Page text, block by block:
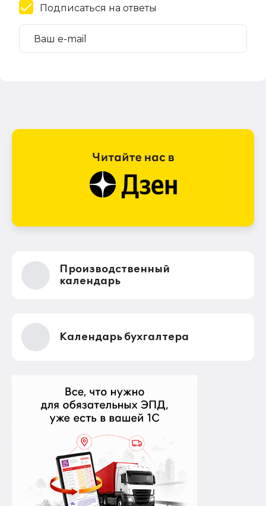
Подписаться на ответы
Производственный
календарь
Календарь бухгалтера